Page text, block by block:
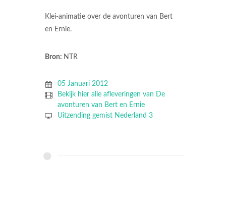
Klei-animatie over de avonturen van Bert
en Ernie.
Bron: NTR
05 Januari 2012
Bekijk hier alle afleveringen van De
avonturen van Bert en Ernie
Uitzending gemist Nederland 3